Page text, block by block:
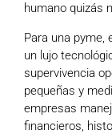
humano quizás
Para una pyme,
un lujo
supervivencia
pequeñas y
empresas
financieros,